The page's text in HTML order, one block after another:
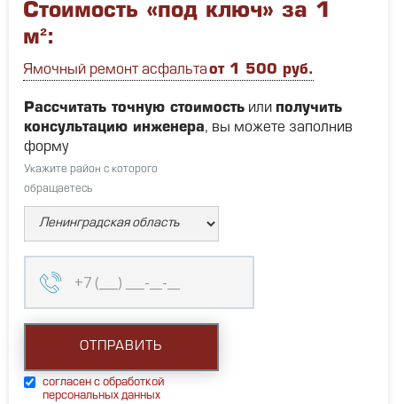
Стоимость «под ключ» за 1
м²:
Ямочный ремонт асфальтаот 1 500 руб.
Рассчитать точную стоимость илиполучить
консультацию инженера, вы можете заполнив
форму
Укажите район с которого
обращаетесь
согласен с обработкой
персональных данных